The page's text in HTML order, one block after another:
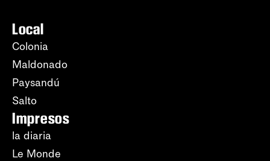
Local
Colonia
Maldonado
Paysandú
Salto
Impresos
la diaria
Le Monde